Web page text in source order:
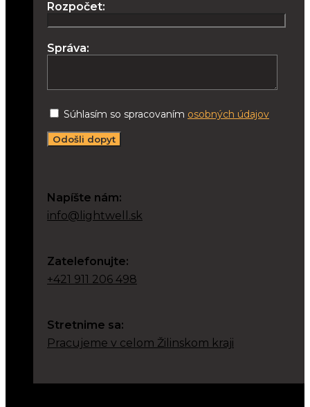
Rozpočet:
Správa:
Súhlasím so spracovaním osobných údajov
Napíšte nám:
info@lightwell.sk
Zatelefonujte:
+421 911 206 498
Stretnime sa:
Pracujeme v celom Žilinskom kraji